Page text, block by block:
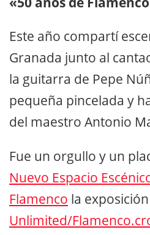
Este año compartí
Granada junto al
la guitarra de Pepe
pequeña pincelada y
del maestro Antonio
Fue un orgullo y un
Nuevo Espacio
Flamenco la
Unlimited/